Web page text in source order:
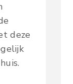
deze